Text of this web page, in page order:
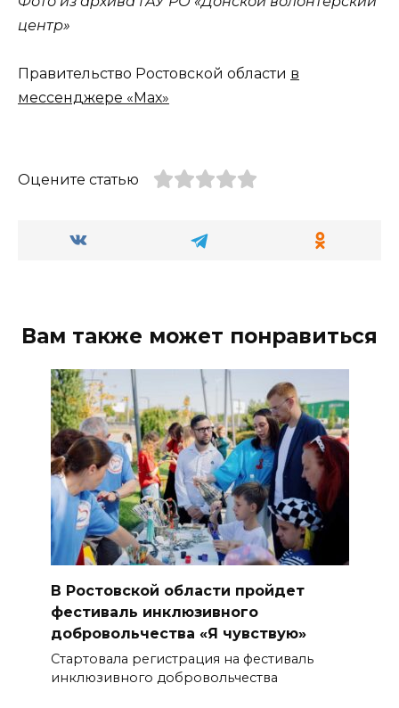
центр»
Правительство Ростовской области в
мессенджере «Мах»
Оцените статью
Вам также может понравиться
В Ростовской области пройдет
фестиваль инклюзивного
добровольчества «Я чувствую»
Стартовала регистрация на фестиваль
инклюзивного добровольчества